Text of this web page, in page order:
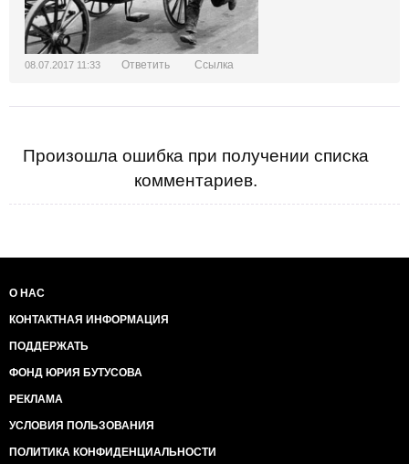
08.07.2017 11:33 Ответить Ссылка
Произошла ошибка при получении списка
комментариев.
О НАС
КОНТАКТНАЯ ИНФОРМАЦИЯ
ПОДДЕРЖАТЬ
ФОНД ЮРИЯ БУТУСОВА
РЕКЛАМА
УСЛОВИЯ ПОЛЬЗОВАНИЯ
ПОЛИТИКА КОНФИДЕНЦИАЛЬНОСТИ